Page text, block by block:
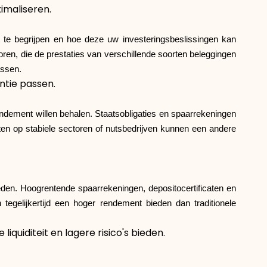
Rekenmachines
Rondegeschiedenis
Blog
Neem contact op
begrijpen en hoe deze uw investeringsbeslissingen kan
die de prestaties van verschillende soorten beleggingen
passen.
willen behalen. Staatsobligaties en spaarrekeningen
op stabiele sectoren of nutsbedrijven kunnen een andere
Hoogrentende spaarrekeningen, depositocertificaten en
een hoger rendement bieden dan traditionele
en lagere risico's bieden.